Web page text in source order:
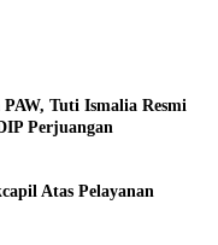
Tuti Ismalia Resmi
Perjuangan
Atas Pelayanan